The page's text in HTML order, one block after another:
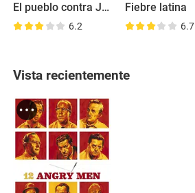
El pueblo contra Jean Harris
6.2
Fiebre latina
6.7
Vista recientemente